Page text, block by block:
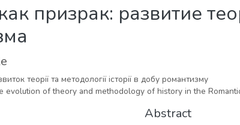
призрак: развитие
теорії та методології історії в добу романтизму
evolutіon of theory and methodology of hіstory іn the
Abstract